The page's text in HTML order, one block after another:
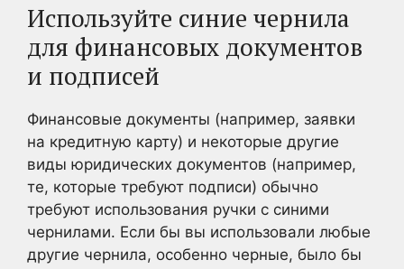
Используйте синие чернила
для финансовых документов
и подписей
Финансовые документы (например, заявки
на кредитную карту) и некоторые другие
виды юридических документов (например,
те, которые требуют подписи) обычно
требуют использования ручки с синими
чернилами. Если бы вы использовали любые
другие чернила, особенно черные, было бы